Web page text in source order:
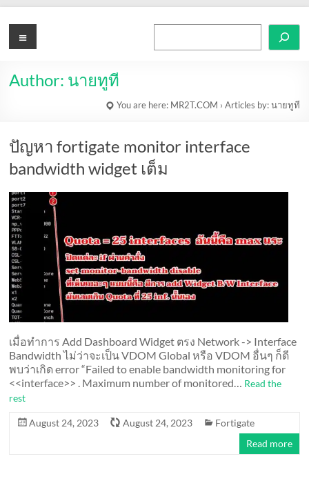
to
contentMR2T.COM
Menu
Author: นายทูที
You are here: MR2T.COM › Articles by: นายทูที
ปัญหา fortigate monitor interface
bandwidth widget เต็ม
เมื่อทำการ Add Dashboard Widget ตรง Network -> Interface
Bandwidth ไม่ว่าจะเป็น VDOM Global หรือ VDOM อื่นๆ ก็ดี
พบว่าเกิด error “Failed to enable bandwidth monitoring for
<<interface>> . Maximum number of monitored… Read the
rest
August 24, 2023 August 24, 2023
Fortigate
Read more